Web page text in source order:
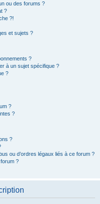
ou des forums ?
?
?!
et sujets ?
?
à un sujet spécifique ?
?
?
?
?
ou d’ordres légaux liés à ce forum ?
?